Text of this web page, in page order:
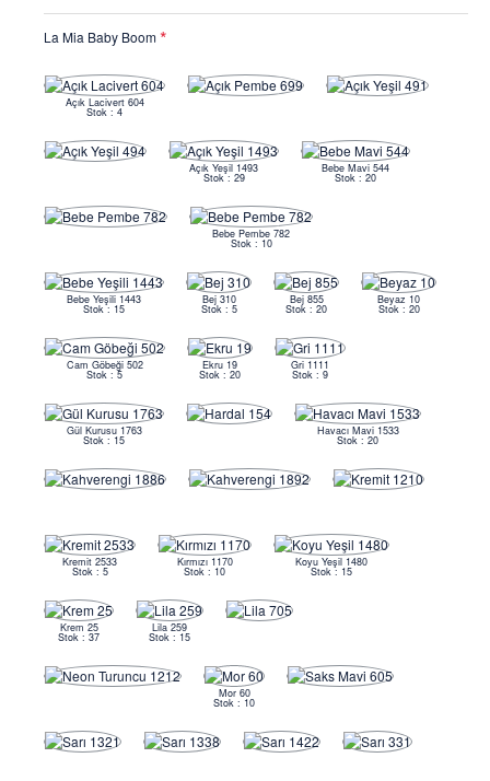
La Mia Baby Boom
Açık Lacivert 604
Stok : 4
Açık Yeşil 1493
Stok : 29
Bebe Mavi 544
Stok : 20
Bebe Pembe 782
Stok : 10
Bebe Yeşili 1443
Stok : 15
Bej 310
Stok : 5
Bej 855
Stok : 20
Beyaz 10
Stok : 20
Cam Göbeği 502
Stok : 5
Ekru 19
Stok : 20
Gri 1111
Stok : 9
Gül Kurusu 1763
Stok : 15
Havacı Mavi 1533
Stok : 20
Kremit 2533
Stok : 5
Kırmızı 1170
Stok : 10
Koyu Yeşil 1480
Stok : 15
Krem 25
Stok : 37
Lila 259
Stok : 15
Mor 60
Stok : 10